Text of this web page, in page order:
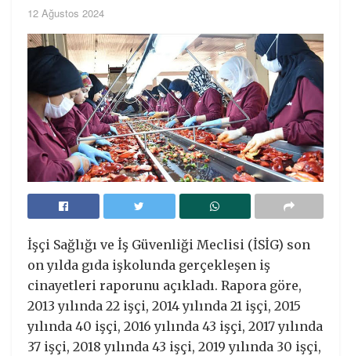
12 Ağustos 2024
İşçi Sağlığı ve İş Güvenliği Meclisi (İSİG) son
on yılda gıda işkolunda gerçekleşen iş
cinayetleri raporunu açıkladı. Rapora göre,
2013 yılında 22 işçi, 2014 yılında 21 işçi, 2015
yılında 40 işçi, 2016 yılında 43 işçi, 2017 yılında
37 işçi, 2018 yılında 43 işçi, 2019 yılında 30 işçi,